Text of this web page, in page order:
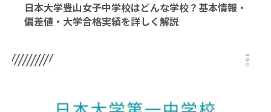
日本大学豊山女子中学校はどんな学校？基本情報・
偏差値・大学合格実績を詳しく解説